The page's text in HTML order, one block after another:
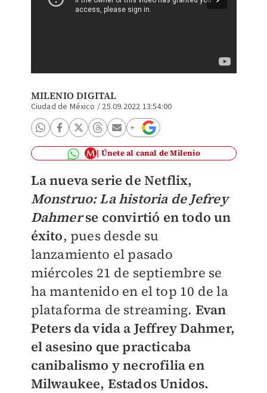
MILENIO DIGITAL
Ciudad de México / 25.09.2022 13:54:00
Únete al canal de Milenio
La nueva serie de Netflix,
Monstruo: La historia de Jefrey
Dahmerse convirtió en todo un
éxito, pues desde su
lanzamiento el pasado
miércoles 21 de septiembre se
ha mantenido en el top 10 de la
plataforma de streaming. Evan
Peters da vida a Jeffrey Dahmer,
el asesino que practicaba
canibalismo y necrofilia en
Milwaukee, Estados Unidos.